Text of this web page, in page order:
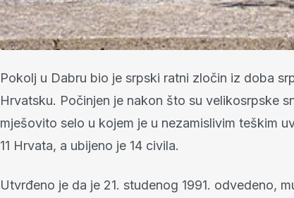
Pokolj u Dabru bio je srpski ratni zločin iz doba
Hrvatsku. Počinjen je nakon što su velikosrpske
mješovito selo u kojem je u nezamislivim teškim
11 Hrvata, a ubijeno je 14 civila.
Utvrđeno je da je 21. studenog 1991. odvedeno,